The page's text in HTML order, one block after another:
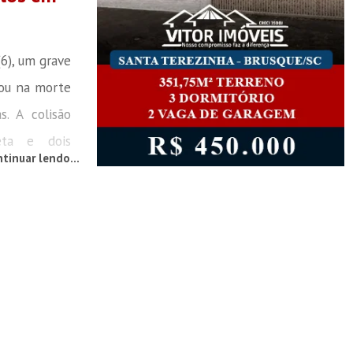
um grave
na morte
A colisão
e dois
na via. A
lendo...